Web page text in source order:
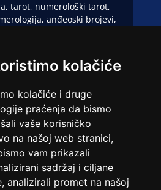
kolačiće
kolačiće i druge
praćenja da bismo
vaše korisničko
na našoj web stranici,
vam prikazali
sadržaj i ciljane
analizirali promet na našoj
tarot, numerološki tarot,
anđeoski brojevi,
kristali, reiki, terapija
iscjeljivanje anđeoskim
1,99 €/min